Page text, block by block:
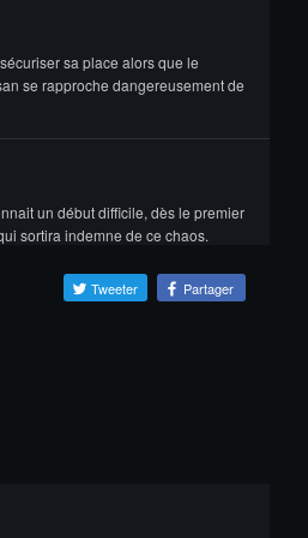
sa place alors que le
se rapproche dangereusement de
un début difficile, dès le premier
sortira indemne de ce chaos.
Tweeter Partager